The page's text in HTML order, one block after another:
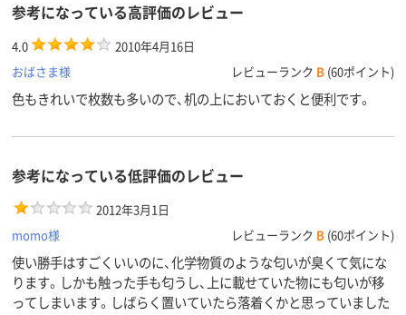
アスクル
商品環境
スコア
120
参考になっている高評価のレビュー
4.0
2010年4月16日
おばさま様
レビューランク B (60ポイント)
色もきれいで枚数も多いので、机の上においておくと便利です。
参考になっている低評価のレビュー
2012年3月1日
momo様
レビューランク B (60ポイント)
使い勝手はすごくいいのに、化学物質のような匂いが臭くて気にな
ります。しかも触った手も匂うし、上に載せていた物にも匂いが移
ってしまいます。しばらく置いていたら落着くかと思っていました